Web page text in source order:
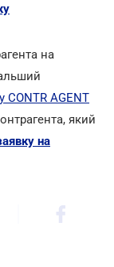
на
CONTR AGENT
який
на